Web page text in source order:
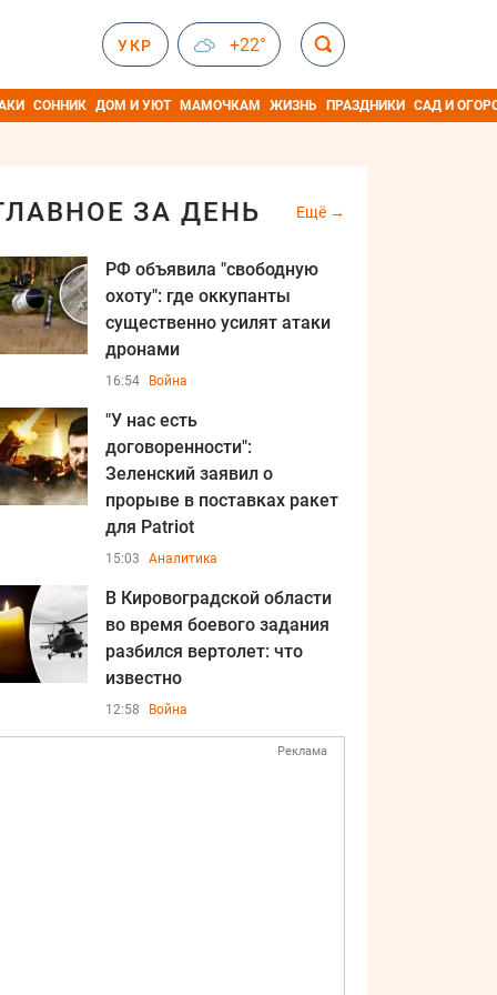
УКР +22°
СОННИК ДОМ И УЮТ МАМОЧКАМ ЖИЗНЬ ПРАЗДНИКИ САД И
ЗА ДЕНЬ Ещё
РФ объявила "свободную
охоту": где оккупанты
существенно усилят атаки
дронами
16:54 Война
"У нас есть
договоренности":
Зеленский заявил о
прорыве в поставках ракет
для Patriot
15:03 Аналитика
В Кировоградской области
во время боевого задания
разбился вертолет: что
известно
12:58 Война
Реклама